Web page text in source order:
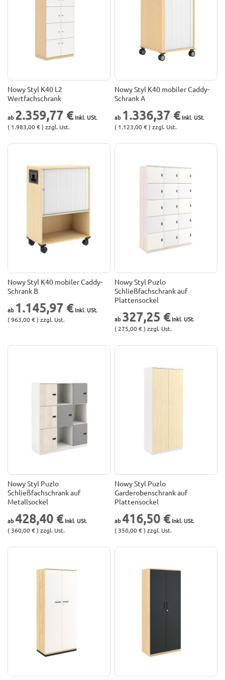
Nowy Styl K40 L2
Wertfachschrank
2.359,77 €
( 1.983,00 € ) zzgl. Ust.
Nowy Styl K40 mobiler Caddy-
Schrank A
1.336,37 €
( 1.123,00 € ) zzgl. Ust.
Nowy Styl K40 mobiler Caddy-
Schrank B
1.145,97 €
( 963,00 € ) zzgl. Ust.
Nowy Styl Puzlo
Schließfachschrank auf
Plattensockel
327,25 €
( 275,00 € ) zzgl. Ust.
Nowy Styl Puzlo
Schließfachschrank auf
Metallsockel
428,40 €
( 360,00 € ) zzgl. Ust.
Nowy Styl Puzlo
Garderobenschrank auf
Plattensockel
416,50 €
( 350,00 € ) zzgl. Ust.